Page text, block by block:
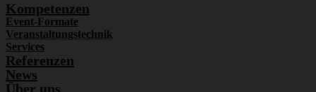
Kompetenzen
Event-Formate
Veranstaltungstechnik
Services
Referenzen
News
Über uns